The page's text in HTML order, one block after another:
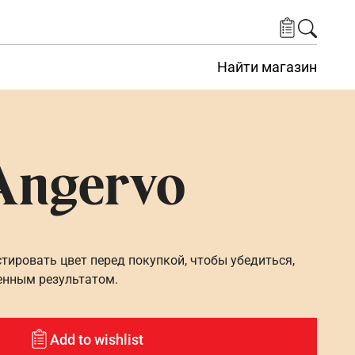
Найти магазин
цвет перед покупкой, чтобы убедиться,
результатом.
Add to wishlist